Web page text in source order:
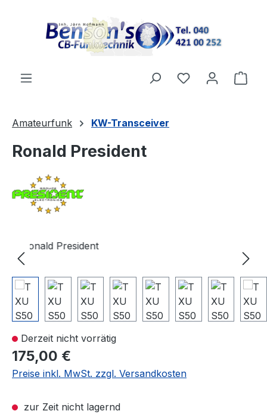
Du hast 0
Amateurfunk KW-Transceiver
Ronald President
Bildergalerie überspringen
Derzeit nicht vorrätig
175,00 €
Preise inkl. MwSt. zzgl. Versandkosten
zur Zeit nicht lagernd